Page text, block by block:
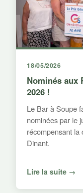
18/05/2026
Nominés aux
2026 !
Le Bar à Soupe
nominées par le
récompensant la
Dinant.
Lire la suite →